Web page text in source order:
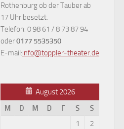
Rothenburg ob der Tauber ab
17 Uhr besetzt.
Telefon: 0 98 61 / 8 73 87 94
oder0177 5535350
E-mail:info@toppler-theater.de
August 2026
M
D M D F S
S
1
2